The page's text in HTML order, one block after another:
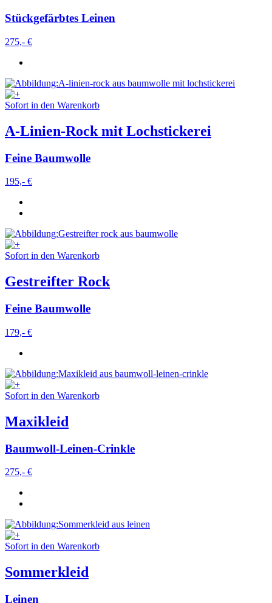
Stückgefärbtes Leinen
275,- €
Sofort in den Warenkorb
A-Linien-Rock mit Lochstickerei
Feine Baumwolle
195,- €
Sofort in den Warenkorb
Gestreifter Rock
Feine Baumwolle
179,- €
Sofort in den Warenkorb
Maxikleid
Baumwoll-Leinen-Crinkle
275,- €
Sofort in den Warenkorb
Sommerkleid
Leinen